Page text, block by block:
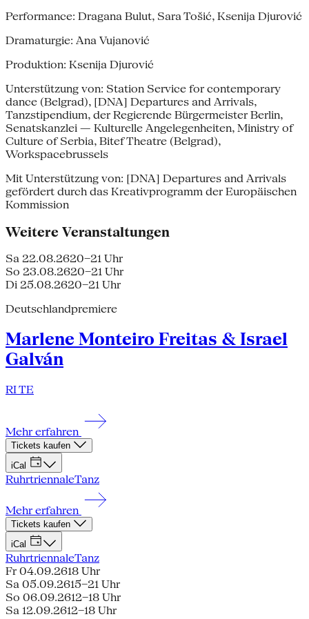
Performance: Dragana Bulut, Sara Tošić, Ksenija Djurović
Dramaturgie: Ana Vujanović
Pro­duktion: Ksenija Djurović
Unterstützung von: Station Service for contemporary
dance (Belgrad), [DNA] Departures and Arrivals,
Tanzstipendium, der Regierende Bürgermeister Berlin,
Senatskanzlei — Kulturelle Angelegenheiten, Ministry of
Culture of Serbia, Bitef Theatre (Belgrad),
Workspacebrussels
Mit Unterstützung von: [DNA] Departures and Arrivals
gefördert durch das Kreativprogramm der Europäischen
Kommission
Weitere Veranstaltungen
Sa 22.08.2620–21 Uhr
So 23.08.2620–21 Uhr
Di 25.08.2620–21 Uhr
Deutschlandpremiere
Marlene Monteiro Freitas & Israel
Galván
RI TE
Mehr erfahren
Tickets kaufen
iCal
RuhrtriennaleTanz
Mehr erfahren
Tickets kaufen
iCal
RuhrtriennaleTanz
Fr 04.09.2618 Uhr
Sa 05.09.2615–21 Uhr
So 06.09.2612–18 Uhr
Sa 12.09.2612–18 Uhr